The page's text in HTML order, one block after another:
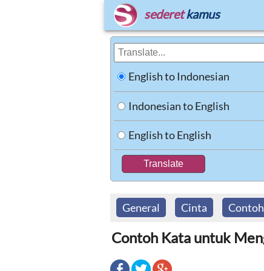
sederet kamus
English to Indonesian
Indonesian to English
English to English
General Cinta Contoh
Contoh Kata untuk